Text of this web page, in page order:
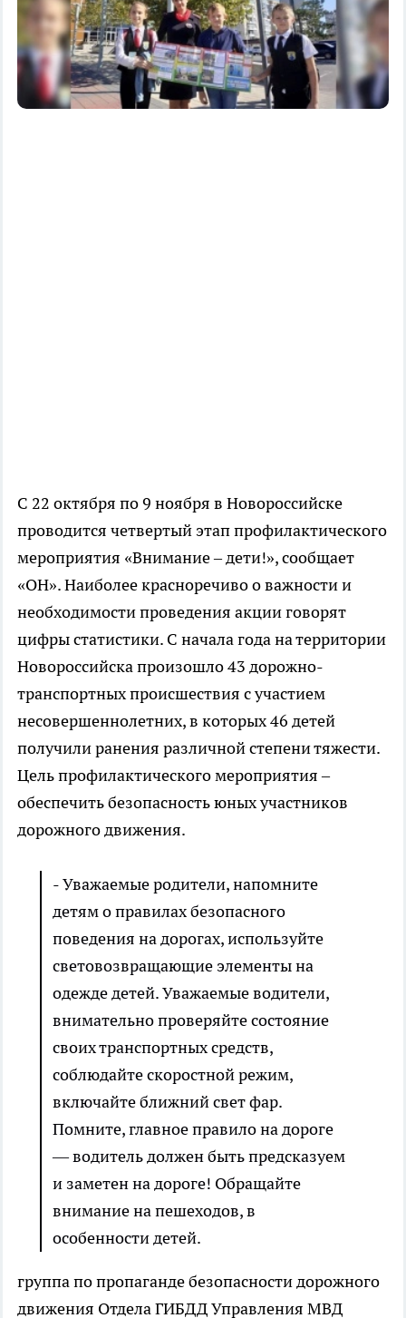
С 22 октября по 9 ноября в Новороссийске
проводится четвертый этап профилактического
мероприятия «Внимание – дети!», сообщает
«ОН». Наиболее красноречиво о важности и
необходимости проведения акции говорят
цифры статистики. С начала года на территории
Новороссийска произошло 43 дорожно-
транспортных происшествия с участием
несовершеннолетних, в которых 46 детей
получили ранения различной степени тяжести.
Цель профилактического мероприятия –
обеспечить безопасность юных участников
дорожного движения.
- Уважаемые родители, напомните
детям о правилах безопасного
поведения на дорогах, используйте
световозвращающие элементы на
одежде детей. Уважаемые водители,
внимательно проверяйте состояние
своих транспортных средств,
соблюдайте скоростной режим,
включайте ближний свет фар.
Помните, главное правило на дороге
— водитель должен быть предсказуем
и заметен на дороге! Обращайте
внимание на пешеходов, в
особенности детей.
группа по пропаганде безопасности дорожного
движения Отдела ГИБДД Управления МВД